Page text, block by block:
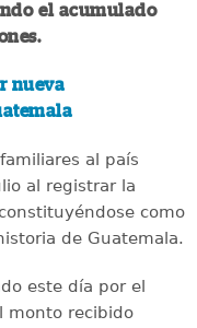
el acumulado
nueva
al país
al registrar la
como
de Guatemala.
este día por el
monto recibido